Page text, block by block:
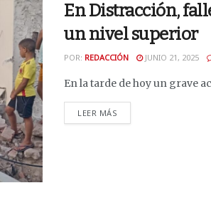
En Distracción,
un nivel superior
POR: REDACCIÓN JUNIO 21, 2025
En la tarde de hoy un grave
LEER MÁS